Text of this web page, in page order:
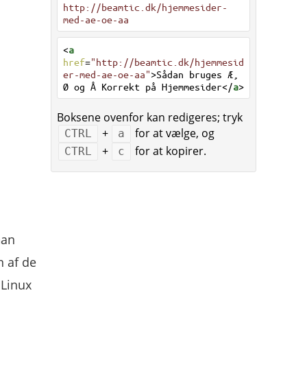
af de
http://beamtic.dk/hjemmesider-
med-ae-oe-aa
<a
href="http://beamtic.dk/hjemmesid
er-med-ae-oe-aa">Sådan bruges Æ,
Ø og Å Korrekt på Hjemmesider</a>
Boksene ovenfor kan redigeres; tryk
CTRL + a for at vælge, og
CTRL + c for at kopirer.